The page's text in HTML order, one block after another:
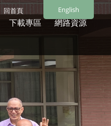
下載專區
網路資源
回首頁 English